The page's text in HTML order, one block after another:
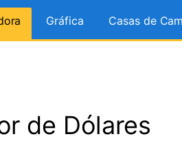
Gráfica Casas de
de Dólares